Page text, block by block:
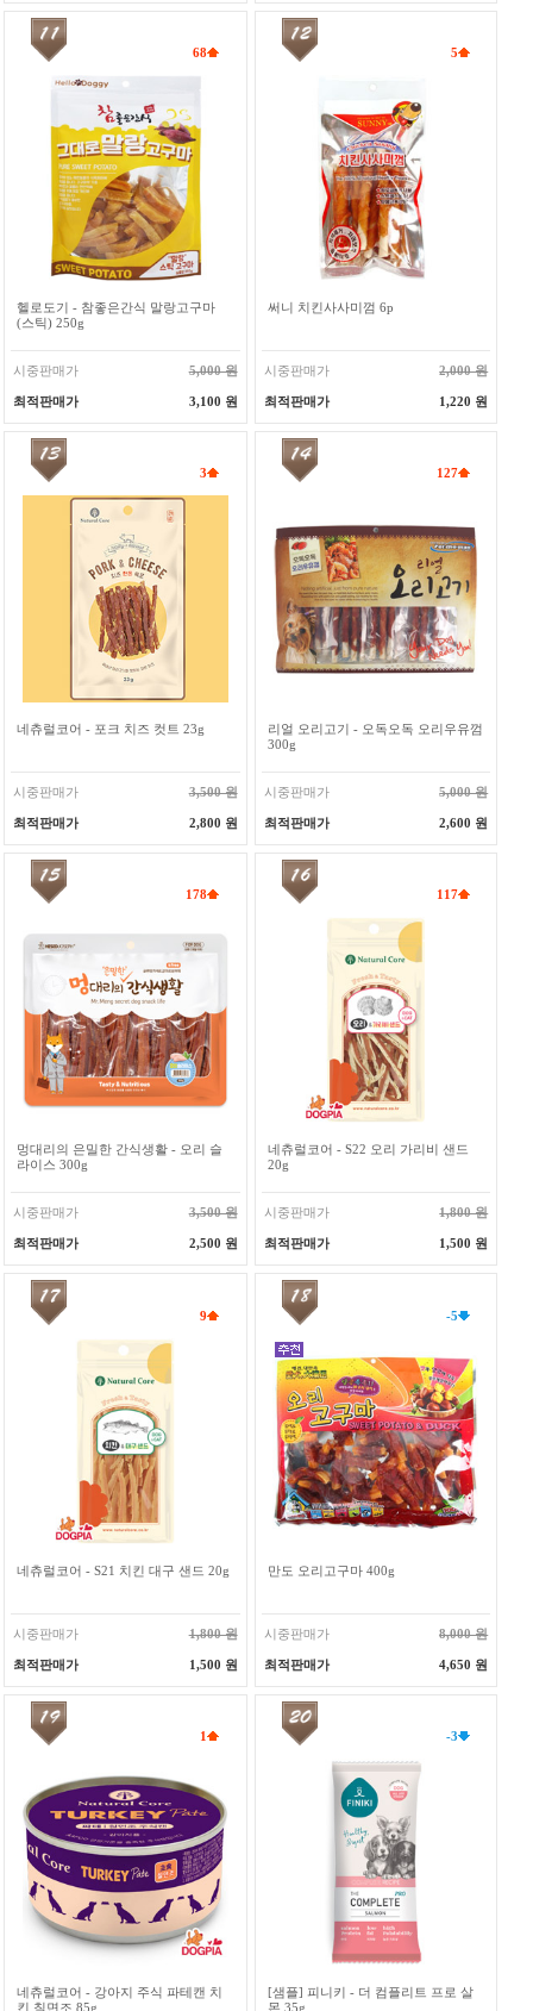
68
헬로도기 - 참좋은간식 말랑고구마
(스틱) 250g
시중판매가 5,000 원
최적판매가 3,100 원
5
써니 치킨사사미껌 6p
시중판매가 2,000 원
최적판매가 1,220 원
3
네츄럴코어 - 포크 치즈 컷트 23g
시중판매가 3,500 원
최적판매가 2,800 원
127
리얼 오리고기 - 오독오독 오리우유껌
300g
시중판매가 5,000 원
최적판매가 2,600 원
178
멍대리의 은밀한 간식생활 - 오리 슬
라이스 300g
시중판매가 3,500 원
최적판매가 2,500 원
117
네츄럴코어 - S22 오리 가리비 샌드
20g
시중판매가 1,800 원
최적판매가 1,500 원
9
네츄럴코어 - S21 치킨 대구 샌드 20g
시중판매가 1,800 원
최적판매가 1,500 원
-5
만도 오리고구마 400g
시중판매가 8,000 원
최적판매가 4,650 원
1
네츄럴코어 - 강아지 주식 파테캔 치
킨 칠면조 85g
-3
[샘플] 피니키 - 더 컴플리트 프로 살
몬 35g